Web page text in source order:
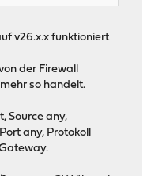
v26.x.x funktioniert
der Firewall
so handelt.
Source any,
any, Protokoll